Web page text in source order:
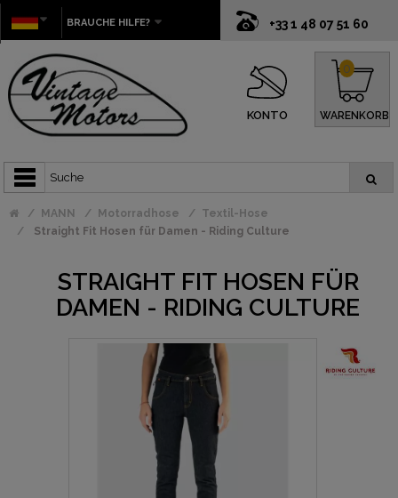
+33 1 48 07 51 60
BRAUCHE HILFE?
KONTO WARENKORB
0
MANN Motorradhose
Textil-Hose
Straight Fit Hosen für Damen - Riding Culture
STRAIGHT FIT HOSEN FÜR
DAMEN - RIDING CULTURE